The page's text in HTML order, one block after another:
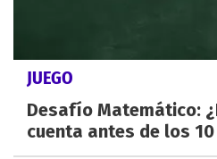
JUEGO
Desafío Matemático:
cuenta antes de los